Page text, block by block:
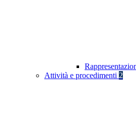
Attività e procedimenti 2